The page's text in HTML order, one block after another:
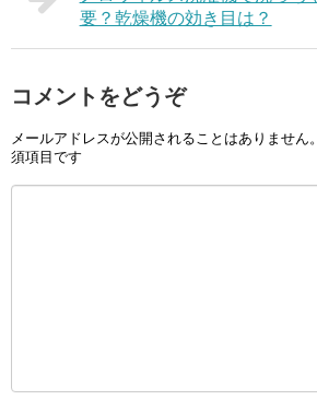
要？乾燥機の効き目は？
コメントをどうぞ
メールアドレスが公開されることはありません。
須項目です